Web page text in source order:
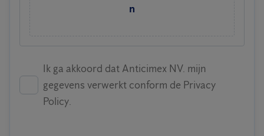
n
Ik ga akkoord dat Anticimex NV. mijn
gegevens verwerkt conform de Privacy
Policy.